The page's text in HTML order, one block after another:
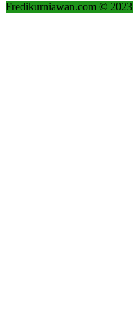
Fredikurniawan.com © 2023